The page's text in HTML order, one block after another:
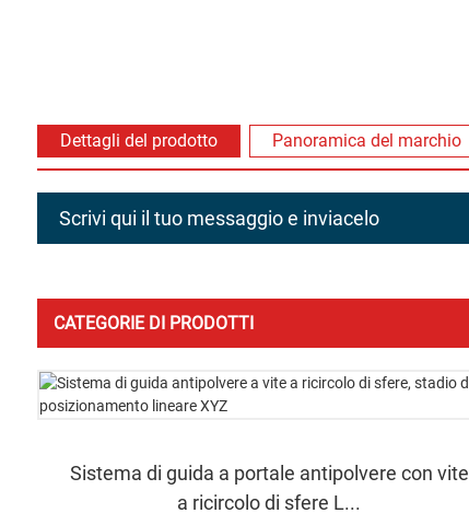
Dettagli del prodotto Panoramica del marchio
Scrivi qui il tuo messaggio e inviacelo
CATEGORIE DI PRODOTTI
Sistema di guida a portale antipolvere con vite
a ricircolo di sfere L...